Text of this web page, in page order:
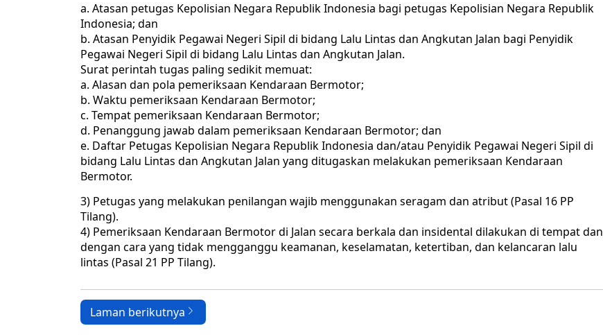
a. Atasan petugas Kepolisian Negara Republik Indonesia bagi petugas Kepolisian Negara Republik
Indonesia; dan
b. Atasan Penyidik Pegawai Negeri Sipil di bidang Lalu Lintas dan Angkutan Jalan bagi Penyidik
Pegawai Negeri Sipil di bidang Lalu Lintas dan Angkutan Jalan.
Surat perintah tugas paling sedikit memuat:
a. Alasan dan pola pemeriksaan Kendaraan Bermotor;
b. Waktu pemeriksaan Kendaraan Bermotor;
c. Tempat pemeriksaan Kendaraan Bermotor;
d. Penanggung jawab dalam pemeriksaan Kendaraan Bermotor; dan
e. Daftar Petugas Kepolisian Negara Republik Indonesia dan/atau Penyidik Pegawai Negeri Sipil di
bidang Lalu Lintas dan Angkutan Jalan yang ditugaskan melakukan pemeriksaan Kendaraan
Bermotor.
3) Petugas yang melakukan penilangan wajib menggunakan seragam dan atribut (Pasal 16 PP
Tilang).
4) Pemeriksaan Kendaraan Bermotor di Jalan secara berkala dan insidental dilakukan di tempat dan
dengan cara yang tidak mengganggu keamanan, keselamatan, ketertiban, dan kelancaran lalu
lintas (Pasal 21 PP Tilang).
Laman berikutnya